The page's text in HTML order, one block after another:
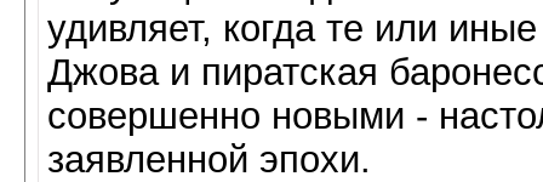
удивляет, когда те или
Джова и пиратская
совершенно новыми -
заявленной эпохи.